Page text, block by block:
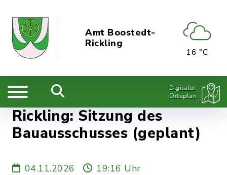
Amt Boostedt-
Rickling
16 °C
Digitaler
Ortsplan
Rickling: Sitzung des
Bauausschusses (geplant)
04.11.2026 19:16 Uhr